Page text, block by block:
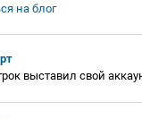
на блог
выставил свой